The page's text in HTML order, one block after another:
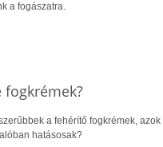
a fogászatra.
fogkrémek?
a fehérítő fogkrémek,
hatásosak?